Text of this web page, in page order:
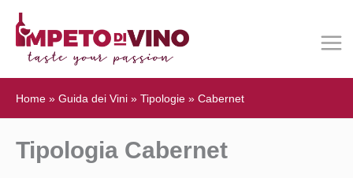
Home » Guida dei Vini » Tipologie » Cabernet
Tipologia Cabernet